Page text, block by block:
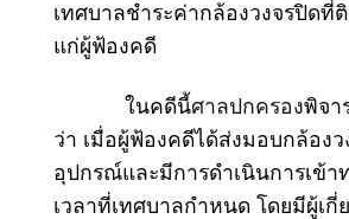
เทศบาลชำระค่ากล้องวงจรปิดที่
แก่ผู้ฟ้องคดี
ในคดีนี้ศาลปกครองพิจา
ว่า เมื่อผู้ฟ้องคดีได้ส่งมอบกล้อง
อุปกรณ์และมีการดำเนินการเข้
เวลาที่เทศบาลกำหนด โดยมีผู้เกี่